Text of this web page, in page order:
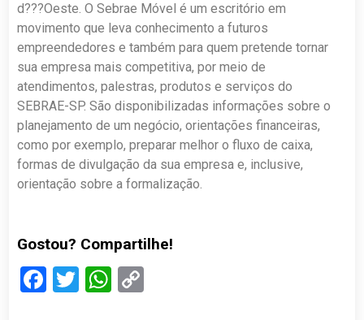
d???Oeste. O Sebrae Móvel é um escritório em
movimento que leva conhecimento a futuros
empreendedores e também para quem pretende tornar
sua empresa mais competitiva, por meio de
atendimentos, palestras, produtos e serviços do
SEBRAE-SP. São disponibilizadas informações sobre o
planejamento de um negócio, orientações financeiras,
como por exemplo, preparar melhor o fluxo de caixa,
formas de divulgação da sua empresa e, inclusive,
orientação sobre a formalização.
Gostou? Compartilhe!
Facebook
TwitterWhatsApp